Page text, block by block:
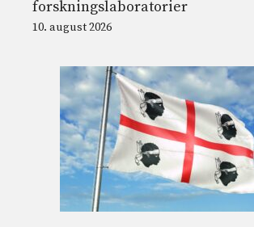
forskningslaboratorier
10. august 2026